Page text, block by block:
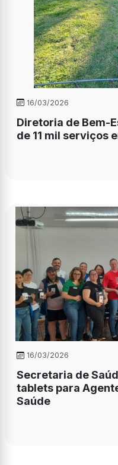
16/03/2026
Diretoria de Bem-
de 11 mil serviços
16/03/2026
Secretaria de
tablets para
Saúde